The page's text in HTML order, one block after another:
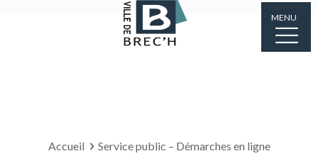
MENU
Accueil Service public – Démarches en ligne